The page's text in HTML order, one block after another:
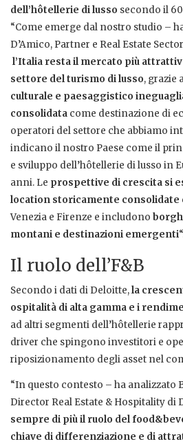
dell’hôtellerie di lusso secondo il
“Come emerge dal nostro studio –
D’Amico, Partner e Real Estate
l’Italia resta il mercato più
settore del turismo di lusso, grazie
culturale e paesaggistico
consolidata come destinazione di
operatori del settore che abbiamo
indicano il nostro Paese come il
e sviluppo dell’hôtellerie di lusso in
anni. Le prospettive di crescita si
location storicamente consolidate
Venezia e Firenze e includono
montani e destinazioni emergenti
Il ruolo dell’F&B
Secondo i dati di Deloitte,la
ospitalità di alta gamma e i
ad altri segmenti dell’hôtellerie
driver che spingono investitori e
riposizionamento degli asset nel
“In questo contesto – ha analizzato
Director Real Estate & Hospitality di
sempre di più il ruolo del
chiave di differenziazione e di